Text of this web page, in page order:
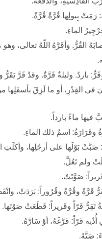
بِبولِها قُرَّةً قُرَّةً.
وليلةٌ قَرَّةٌ. وقدْ قَرَّ يَقَرُّ ويَقُرُّ ويَقِرُّ.
في القِدْرِ، أو ما لَزِقَ بأسفَلِها
وقَرَارَةُ: اسمُ ذلك الماءِ.
ولم تَعُلَّ.
صَوَّتَتْ.